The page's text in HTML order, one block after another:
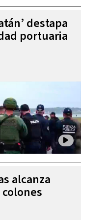
destapa
portuaria
alcanza